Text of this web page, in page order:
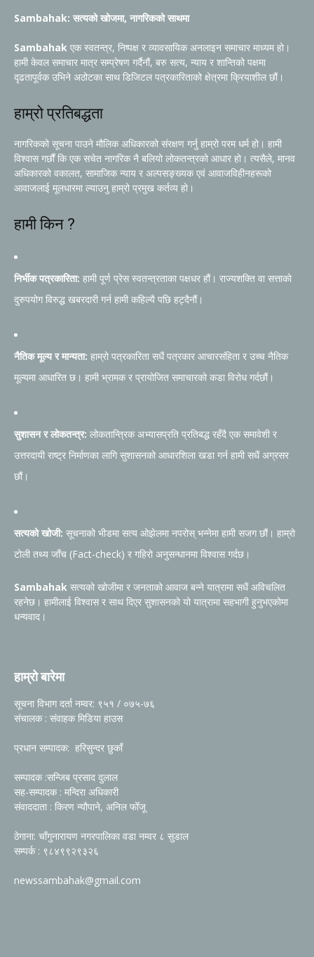
Sambahak: सत्यको खोजमा, नागरिकको साथमा
Sambahak एक स्वतन्त्र, निष्पक्ष र व्यावसायिक अनलाइन समाचार माध्यम हो।
हामी केवल समाचार मात्र सम्प्रेषण गर्दैनौं, बरु सत्य, न्याय र शान्तिको पक्षमा
दृढतापूर्वक उभिने अठोटका साथ डिजिटल पत्रकारिताको क्षेत्रमा क्रियाशील छौं।
हाम्रो प्रतिबद्धता
नागरिकको सूचना पाउने मौलिक अधिकारको संरक्षण गर्नु हाम्रो परम धर्म हो। हामी
विश्वास गर्छौं कि एक सचेत नागरिक नै बलियो लोकतन्त्रको आधार हो। त्यसैले, मानव
अधिकारको वकालत, सामाजिक न्याय र अल्पसङ्ख्यक एवं आवाजविहीनहरूको
आवाजलाई मूलधारमा ल्याउनु हाम्रो प्रमुख कर्तव्य हो।
हामी किन ?
निर्भीक पत्रकारिता: हामी पूर्ण प्रेस स्वतन्त्रताका पक्षधर हौं। राज्यशक्ति वा सत्ताको
दुरुपयोग विरुद्ध खबरदारी गर्न हामी कहिल्यै पछि हट्दैनौं।
नैतिक मूल्य र मान्यता: हाम्रो पत्रकारिता सधैं पत्रकार आचारसंहिता र उच्च नैतिक
मूल्यमा आधारित छ। हामी भ्रामक र प्रायोजित समाचारको कडा विरोध गर्दछौं।
सुशासन र लोकतन्त्र: लोकतान्त्रिक अभ्यासप्रति प्रतिबद्ध रहँदै एक समावेशी र
उत्तरदायी राष्ट्र निर्माणका लागि सुशासनको आधारशिला खडा गर्न हामी सधैं अग्रसर
छौं।
सत्यको खोजी: सूचनाको भीडमा सत्य ओझेलमा नपरोस् भन्नेमा हामी सजग छौं। हाम्रो
टोली तथ्य जाँच (Fact-check) र गहिरो अनुसन्धानमा विश्वास गर्दछ।
Sambahak सत्यको खोजीमा र जनताको आवाज बन्ने यात्रामा सधैं अविचलित
रहनेछ। हामीलाई विश्वास र साथ दिएर सुशासनको यो यात्रामा सहभागी हुनुभएकोमा
धन्यवाद।
हाम्रो बारेमा
सूचना विभाग दर्ता नम्वर: ९५१ / ०७५-७६
संचालक : संवाहक मिडिया हाउस
प्रधान सम्पादक: हरिसुन्दर छुकाँ
सम्पादक :सन्जिब प्रसाद दुलाल
सह-सम्पादक : मन्दिरा अधिकारी
संवाददाता : किरण न्यौपाने, अनिल फोँजू
ठेगाना: चाँगुनारायण नगरपालिका वडा नम्वर ८ सुडाल
सम्पर्क : ९८४९९२९३२६
newssambahak@gmail.com